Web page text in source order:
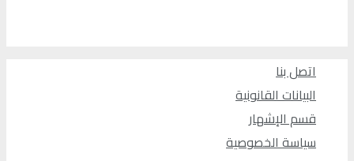
اتصل بنا
البيانات القانونية
قسم الإشهار
سياسة الخصوصية